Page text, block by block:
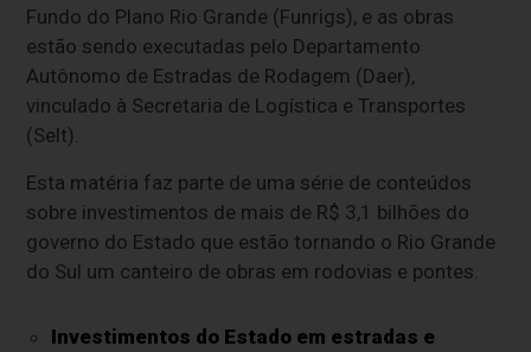
Fundo do Plano Rio Grande (Funrigs), e as obras
estão sendo executadas pelo Departamento
Autônomo de Estradas de Rodagem (Daer),
vinculado à Secretaria de Logística e Transportes
(Selt).
Esta matéria faz parte de uma série de conteúdos
sobre investimentos de mais de R$ 3,1 bilhões do
governo do Estado que estão tornando o Rio Grande
do Sul um canteiro de obras em rodovias e pontes.
Investimentos do Estado em estradas e